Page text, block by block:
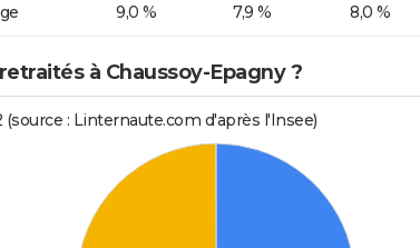
9,0 % 7,9 % 8,0 %
à Chaussoy-Epagny ?
: Linternaute.com d'après l'Insee)